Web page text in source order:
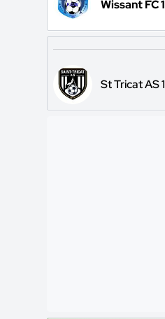
Wissant FC 1
St Tricat AS 1